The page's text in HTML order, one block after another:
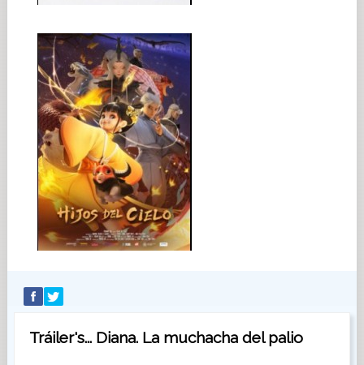
Tráiler's... Diana. La muchacha del palio